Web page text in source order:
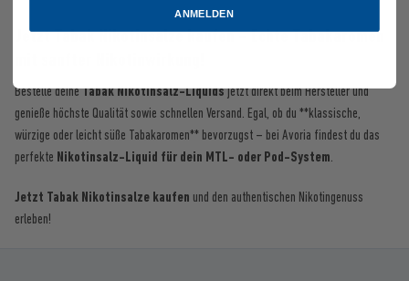
Jetzt Tabak Nikotinsalze kaufen – Echte Tabakaromen
Bestelle deineTabak Nikotinsalz-Liquidsjetzt direkt beim Hersteller und
genieße höchste Qualität sowie schnellen Versand. Egal, ob du **klassische,
würzige oder leicht süße Tabakaromen** bevorzugst – bei Avoria findest du das
perfekte Nikotinsalz-Liquid für dein MTL- oder Pod-System
Jetzt Tabak Nikotinsalze kaufen und den authentischen Nikotingenuss
erleben!
ANMELDEN